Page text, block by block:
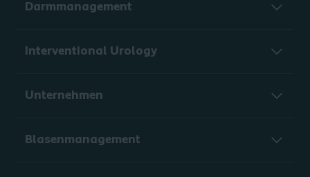
Darmmanagement
Interventional Urology
Unternehmen
Blasenmanagement